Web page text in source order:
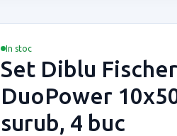
In stoc
Set Diblu Fischer
DuoPower
surub, 4 buc